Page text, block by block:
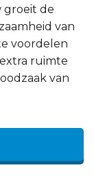
groeit de
van
voordelen
ruimte
van